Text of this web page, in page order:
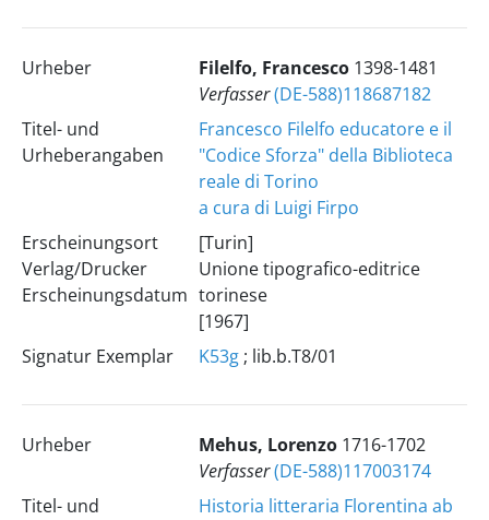
Urheber Filelfo, Francesco 1398-1481
Verfasser(DE-588)118687182
Titel- und
Urheberangaben
Francesco Filelfo educatore e il
"Codice Sforza" della Biblioteca
reale di Torino
a cura di Luigi Firpo
Erscheinungsort
Verlag/Drucker
Erscheinungsdatum
[Turin]
Unione tipografico-editrice
torinese
[1967]
Signatur Exemplar
K53g; lib.b.T8/01
Urheber Mehus, Lorenzo 1716-1702
Verfasser(DE-588)117003174
Titel- und
Historia litteraria Florentina ab